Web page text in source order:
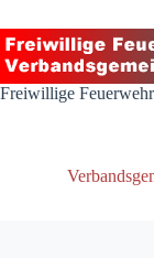
Inhalt
springen
Freiwillige